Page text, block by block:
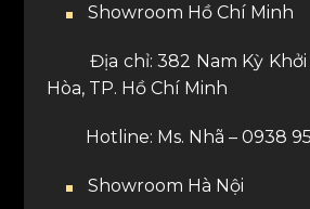
Showroom Hồ Chí Minh
Địa chỉ: 382 Nam Kỳ Khởi
Hòa, TP. Hồ Chí Minh
Hotline: Ms. Nhã – 0938
Showroom Hà Nội